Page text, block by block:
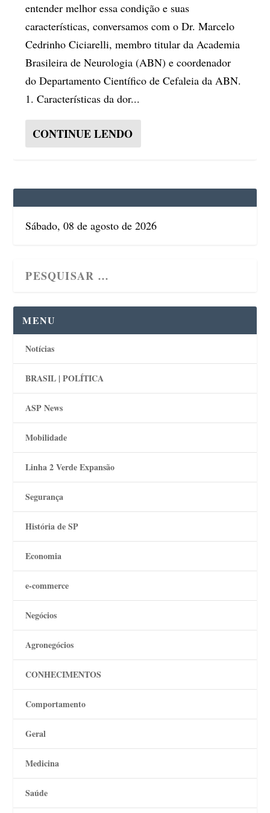
entender melhor essa condição e suas
características, conversamos com o Dr. Marcelo
Cedrinho Ciciarelli, membro titular da Academia
Brasileira de Neurologia (ABN) e coordenador
do Departamento Científico de Cefaleia da ABN.
1. Características da dor...
CONTINUE LENDO
Sábado, 08 de agosto de 2026
MENU
Notícias
BRASIL | POLÍTICA
ASP News
Mobilidade
Linha 2 Verde Expansão
Segurança
História de SP
Economia
e-commerce
Negócios
Agronegócios
CONHECIMENTOS
Comportamento
Geral
Medicina
Saúde